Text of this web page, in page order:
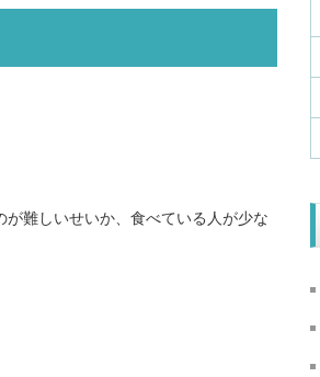
難しいせいか、食べている人が少な